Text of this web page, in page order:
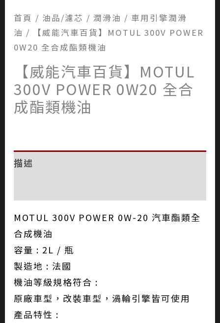
首頁 / 油品/濾芯 / 潤滑油 / 車用引擎潤滑
油 / 【威能汽車百貨】MOTUL 300V POWER
0W20 全合成酯類機油
【威能汽車百貨】MOTUL
300V POWER 0W20 全合
成酯類機油
描述
MOTUL 300V POWER 0W-20 汽車酯類全
合成機油
容量 : 2L / 瓶
製造地 : 法國
機油等級規格符合 :
原廠車型，改裝車型，渦輪引擎皆可使用
產品特性 :